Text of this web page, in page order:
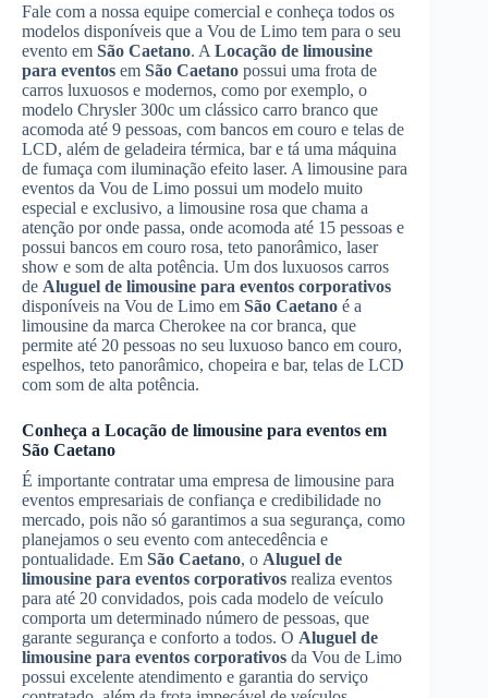
Fale com a nossa equipe comercial e conheça todos os
modelos disponíveis que a Vou de Limo tem para o seu
evento em São Caetano. A Locação de limousine
para eventos em São Caetano possui uma frota de
carros luxuosos e modernos, como por exemplo, o
modelo Chrysler 300c um clássico carro branco que
acomoda até 9 pessoas, com bancos em couro e telas de
LCD, além de geladeira térmica, bar e tá uma máquina
de fumaça com iluminação efeito laser. A limousine para
eventos da Vou de Limo possui um modelo muito
especial e exclusivo, a limousine rosa que chama a
atenção por onde passa, onde acomoda até 15 pessoas e
possui bancos em couro rosa, teto panorâmico, laser
show e som de alta potência. Um dos luxuosos carros
de Aluguel de limousine para eventos corporativos
disponíveis na Vou de Limo em São Caetano é a
limousine da marca Cherokee na cor branca, que
permite até 20 pessoas no seu luxuoso banco em couro,
espelhos, teto panorâmico, chopeira e bar, telas de LCD
com som de alta potência.
Conheça a Locação de limousine para eventos em
São Caetano
É importante contratar uma empresa de limousine para
eventos empresariais de confiança e credibilidade no
mercado, pois não só garantimos a sua segurança, como
planejamos o seu evento com antecedência e
pontualidade. Em São Caetano, o Aluguel de
limousine para eventos corporativos realiza eventos
para até 20 convidados, pois cada modelo de veículo
comporta um determinado número de pessoas, que
garante segurança e conforto a todos. O Aluguel de
limousine para eventos corporativos da Vou de Limo
possui excelente atendimento e garantia do serviço